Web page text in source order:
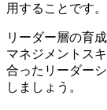
用することです。
リーダー層の育
マネジメントス
合ったリーダー
しましょう。